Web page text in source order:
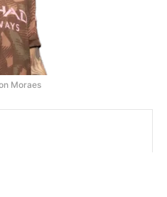
Moraes